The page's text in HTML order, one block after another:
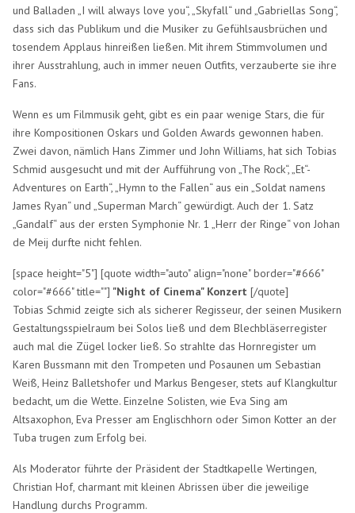
und Balladen „I will always love you“, „Skyfall“ und „Gabriellas Song“,
dass sich das Publikum und die Musiker zu Gefühlsausbrüchen und
tosendem Applaus hinreißen ließen. Mit ihrem Stimmvolumen und
ihrer Ausstrahlung, auch in immer neuen Outfits, verzauberte sie ihre
Fans.
Wenn es um Filmmusik geht, gibt es ein paar wenige Stars, die für
ihre Kompositionen Oskars und Golden Awards gewonnen haben.
Zwei davon, nämlich Hans Zimmer und John Williams, hat sich Tobias
Schmid ausgesucht und mit der Aufführung von „The Rock“, „Et“-
Adventures on Earth“, „Hymn to the Fallen“ aus ein „Soldat namens
James Ryan“ und „Superman March“ gewürdigt. Auch der 1. Satz
„Gandalf“ aus der ersten Symphonie Nr. 1 „Herr der Ringe“ von Johan
de Meij durfte nicht fehlen.
[space height="5"] [quote width="auto" align="none" border="#666"
color="#666" title=""] "Night of Cinema" Konzert [/quote]
Tobias Schmid zeigte sich als sicherer Regisseur, der seinen Musikern
Gestaltungsspielraum bei Solos ließ und dem Blechbläserregister
auch mal die Zügel locker ließ. So strahlte das Hornregister um
Karen Bussmann mit den Trompeten und Posaunen um Sebastian
Weiß, Heinz Balletshofer und Markus Bengeser, stets auf Klangkultur
bedacht, um die Wette. Einzelne Solisten, wie Eva Sing am
Altsaxophon, Eva Presser am Englischhorn oder Simon Kotter an der
Tuba trugen zum Erfolg bei.
Als Moderator führte der Präsident der Stadtkapelle Wertingen,
Christian Hof, charmant mit kleinen Abrissen über die jeweilige
Handlung durchs Programm.